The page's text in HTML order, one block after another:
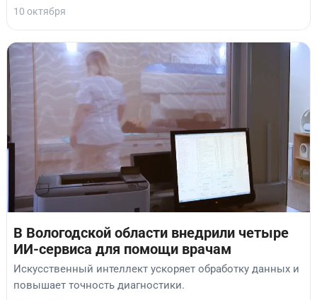
10 октября
В Вологодской области внедрили четыре
ИИ-сервиса для помощи врачам
Искусственный интеллект ускоряет обработку данных и
повышает точность диагностики.